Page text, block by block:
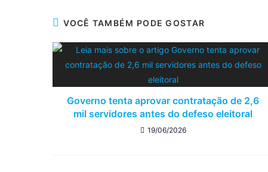
VOCÊ TAMBÉM PODE GOSTAR
Governo tenta aprovar contratação de 2,6
mil servidores antes do defeso eleitoral
19/06/2026